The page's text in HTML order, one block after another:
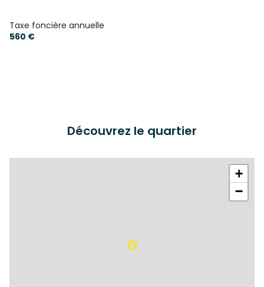
Taxe foncière annuelle
560 €
Découvrez le quartier
+
−